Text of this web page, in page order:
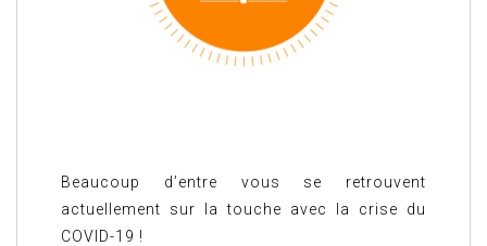
Beaucoup d’entre vous se retrouvent
actuellement sur la touche avec la crise du
COVID-19 !